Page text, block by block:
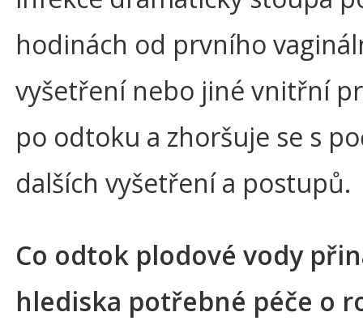
hodinách od prvního
vyšetření nebo jiné vnitřní
po odtoku a zhoršuje se s
dalších vyšetření a postupů.
Co odtok plodové vody
hlediska potřebné péče o